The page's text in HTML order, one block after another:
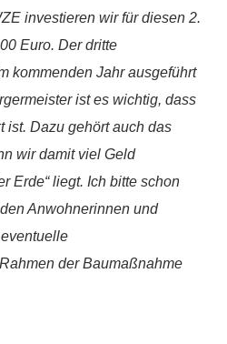
investieren wir für diesen 2.
Euro. Der dritte
kommenden Jahr ausgeführt
ist es wichtig, dass
ist. Dazu gehört auch das
wir damit viel Geld
Erde“ liegt. Ich bitte schon
Anwohnerinnen und
der Baumaßnahme